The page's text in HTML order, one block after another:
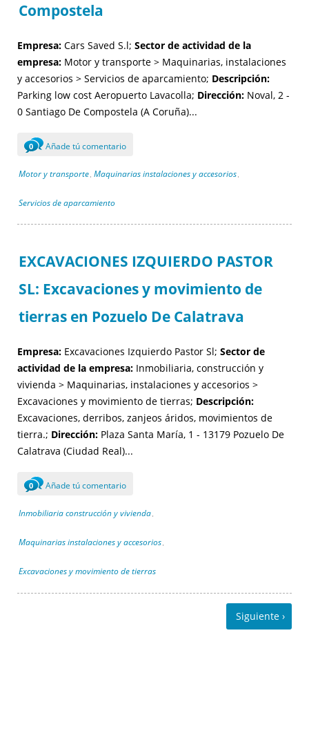
Compostela
Empresa: Cars Saved S.l; Sector de actividad de la
empresa: Motor y transporte > Maquinarias, instalaciones
y accesorios > Servicios de aparcamiento; Descripción:
Parking low cost Aeropuerto Lavacolla; Dirección: Noval, 2 -
0 Santiago De Compostela (A Coruña)...
0 Añade tú comentario
Motor y transporte , Maquinarias instalaciones y accesorios ,
Servicios de aparcamiento
EXCAVACIONES IZQUIERDO PASTOR
SL: Excavaciones y movimiento de
tierras en Pozuelo De Calatrava
Empresa: Excavaciones Izquierdo Pastor Sl; Sector de
actividad de la empresa: Inmobiliaria, construcción y
vivienda > Maquinarias, instalaciones y accesorios >
Excavaciones y movimiento de tierras; Descripción:
Excavaciones, derribos, zanjeos áridos, movimientos de
tierra.; Dirección: Plaza Santa María, 1 - 13179 Pozuelo De
Calatrava (Ciudad Real)...
0 Añade tú comentario
Inmobiliaria construcción y vivienda ,
Maquinarias instalaciones y accesorios ,
Excavaciones y movimiento de tierras